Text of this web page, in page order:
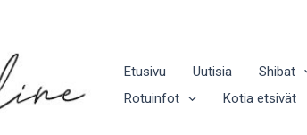
Etusivu
Uutisia Shibat
Rotuinfot
Kotia etsivät